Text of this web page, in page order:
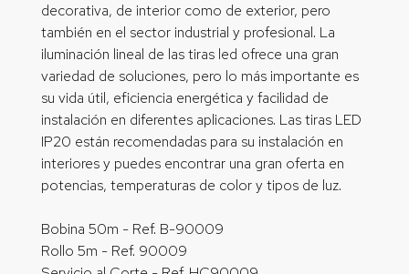
decorativa, de interior como de exterior, pero
también en el sector industrial y profesional. La
iluminación lineal de las tiras led ofrece una gran
variedad de soluciones, pero lo más importante es
su vida útil, eficiencia energética y facilidad de
instalación en diferentes aplicaciones. Las tiras LED
IP20 están recomendadas para su instalación en
interiores y puedes encontrar una gran oferta en
potencias, temperaturas de color y tipos de luz.
Bobina 50m - Ref. B-90009
Rollo 5m - Ref. 90009